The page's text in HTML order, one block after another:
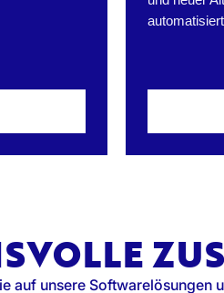
auf unsere Softwarelösungen